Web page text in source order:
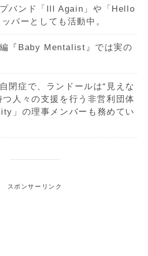
バンド「Ill Again」や「Hello
パーとしても活動中。
『Baby Mentalist』では実の
閉症で、ランドールは“見えな
つ人々の支援を行う非営利団体
」の理事メンバーも務めてい
スポンサーリンク